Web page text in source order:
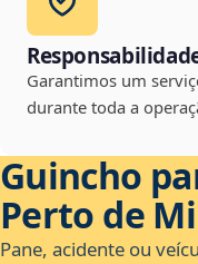
Garantimos um
durante toda a
Guincho
Perto de
Pane, acidente ou